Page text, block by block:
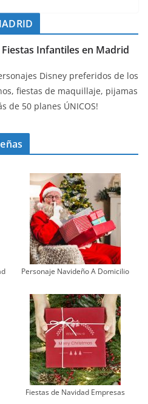
Infantiles en Madrid
Disney preferidos de los
fiestas de maquillaje, pijamas
de 50 planes ÚNICOS!
Personaje Navideño A Domicilio
Fiestas de Navidad Empresas